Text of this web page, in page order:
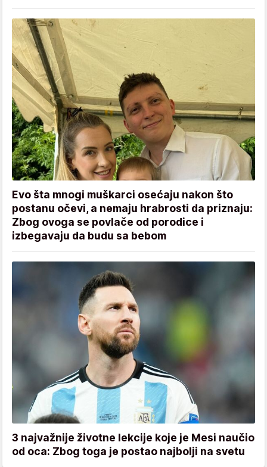
Evo šta mnogi muškarci osećaju nakon što
postanu očevi, a nemaju hrabrosti da priznaju:
Zbog ovoga se povlače od porodice i
izbegavaju da budu sa bebom
3 najvažnije životne lekcije koje je Mesi naučio
od oca: Zbog toga je postao najbolji na svetu